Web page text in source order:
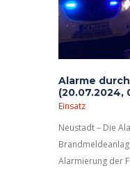
Alarme
(20.07.2024,
Einsatz
Neustadt – Die
Alarmierung der